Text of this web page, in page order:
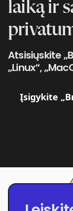
laiką ir
Atsisiųskite
„Linux“,
Įsigykite